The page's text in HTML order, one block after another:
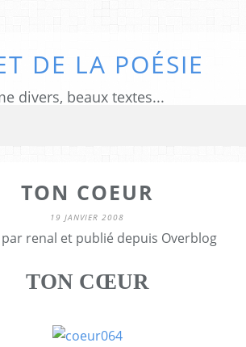
DE LA POÉSIE
divers, beaux textes...
TON COEUR
19 JANVIER 2008
par renal et publié depuis Overblog
TON CŒUR